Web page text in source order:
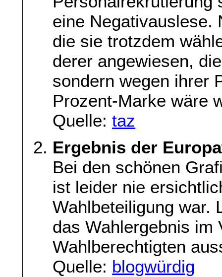
eine Negativauslese.
die sie trotzdem
derer angewiesen,
sondern wegen ihrer
Prozent-Marke wäre
Quelle:taz
Ergebnis der
Bei den schönen
ist leider nie
Wahlbeteiligung war.
das Wahlergebnis im
Wahlberechtigten
Quelle: blogwürdig